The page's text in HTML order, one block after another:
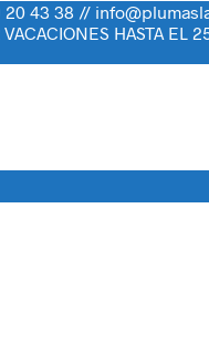
20 43 38 //
HASTA EL